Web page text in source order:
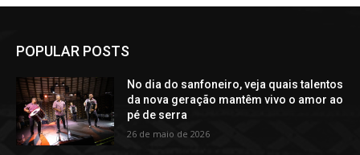
POPULAR POSTS
No dia do sanfoneiro, veja quais talentos
da nova geração mantêm vivo o amor ao
pé de serra
26 de maio de 2026